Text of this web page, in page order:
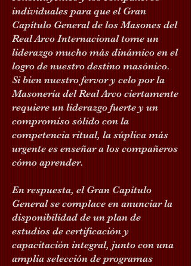
individuales para que el Gran
Capítulo General de los Masones del
Real Arco Internacional tome un
liderazgo mucho más dinámico en el
logro de nuestro destino masónico.
Si bien nuestro fervor y celo por la
Masonería del Real Arco ciertamente
requiere un liderazgo fuerte y un
compromiso sólido con la
competencia ritual, la súplica más
urgente es enseñar a los compañeros
cómo aprender.
En respuesta, el Gran Capítulo
General se complace en anunciar la
disponibilidad de un plan de
estudios de certificación y
capacitación integral, junto con una
amplia selección de programas